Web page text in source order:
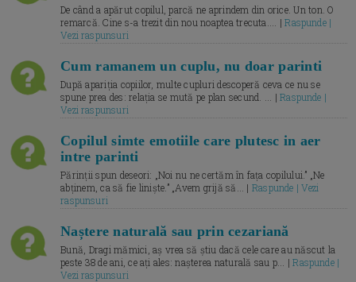
De când a apărut copilul, parcă ne aprindem din orice. Un ton. O
remarcă. Cine s-a trezit din nou noaptea trecuta.... |Raspunde |
Vezi raspunsuri
Cum ramanem un cuplu, nu doar parinti
După apariția copiilor, multe cupluri descoperă ceva ce nu se
spune prea des: relația se mută pe plan secund. ... |Raspunde |
Vezi raspunsuri
Copilul simte emotiile care plutesc in aer
intre parinti
Părinții spun deseori: „Noi nu ne certăm în fața copilului.” „Ne
abținem, ca să fie liniște.” „Avem grijă să... | Raspunde | Vezi
raspunsuri
Naștere naturală sau prin cezariană
Bună, Dragi mămici, aș vrea să știu dacă cele care au născut la
peste 38 de ani, ce ați ales: nașterea naturală sau p... |Raspunde |
Vezi raspunsuri